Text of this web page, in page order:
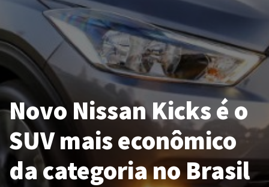
Novo Nissan Kicks é o
SUV mais econômico
da categoria no Brasil